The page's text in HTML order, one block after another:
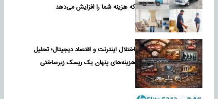
که هزینه شما را افزایش می‌دهد
اختلال اینترنت و اقتصاد دیجیتال؛ تحلیل
هزینه‌های پنهان یک ریسک زیرساختی